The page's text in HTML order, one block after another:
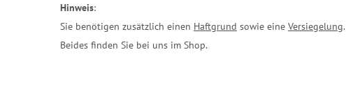
Hinweis:
Sie benötigen zusätzlich einen Haftgrund sowie eine Versiegelung.
Beides finden Sie bei uns im Shop.